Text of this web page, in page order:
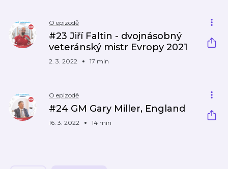
O epizodě
#23 Jiří Faltin - dvojnásobný
veteránský mistr Evropy 2021
2. 3. 2022 17 min
O epizodě
#24 GM Gary Miller, England
16. 3. 2022 14 min